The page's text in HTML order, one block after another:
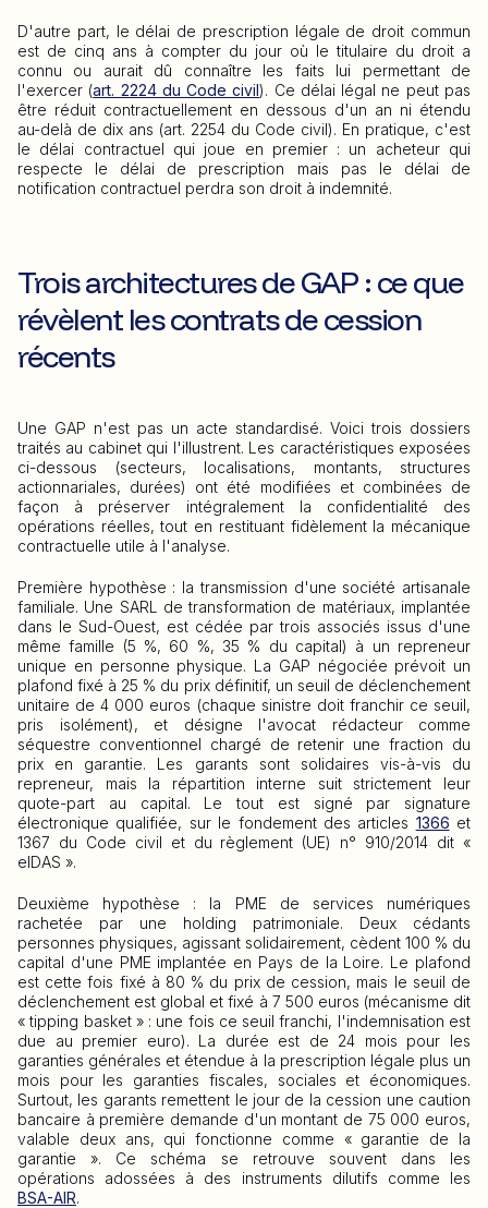
D'autre part, le délai de prescription légale de droit commun
est de cinq ans à compter du jour où le titulaire du droit a
connu ou aurait dû connaître les faits lui permettant de
l'exercer (art. 2224 du Code civil). Ce délai légal ne peut pas
être réduit contractuellement en dessous d'un an ni étendu
au-delà de dix ans (art. 2254 du Code civil). En pratique, c'est
le délai contractuel qui joue en premier : un acheteur qui
respecte le délai de prescription mais pas le délai de
notification contractuel perdra son droit à indemnité.
Trois architectures de GAP : ce que
révèlent les contrats de cession
récents
Une GAP n'est pas un acte standardisé. Voici trois dossiers
traités au cabinet qui l'illustrent. Les caractéristiques exposées
ci-dessous (secteurs, localisations, montants, structures
actionnariales, durées) ont été modifiées et combinées de
façon à préserver intégralement la confidentialité des
opérations réelles, tout en restituant fidèlement la mécanique
contractuelle utile à l'analyse.
Première hypothèse : la transmission d'une société artisanale
familiale. Une SARL de transformation de matériaux, implantée
dans le Sud-Ouest, est cédée par trois associés issus d'une
même famille (5 %, 60 %, 35 % du capital) à un repreneur
unique en personne physique. La GAP négociée prévoit un
plafond fixé à 25 % du prix définitif, un seuil de déclenchement
unitaire de 4 000 euros (chaque sinistre doit franchir ce seuil,
pris isolément), et désigne l'avocat rédacteur comme
séquestre conventionnel chargé de retenir une fraction du
prix en garantie. Les garants sont solidaires vis-à-vis du
repreneur, mais la répartition interne suit strictement leur
quote-part au capital. Le tout est signé par signature
électronique qualifiée, sur le fondement des articles 1366 et
1367 du Code civil et du règlement (UE) n° 910/2014 dit «
eIDAS ».
Deuxième hypothèse : la PME de services numériques
rachetée par une holding patrimoniale. Deux cédants
personnes physiques, agissant solidairement, cèdent 100 % du
capital d'une PME implantée en Pays de la Loire. Le plafond
est cette fois fixé à 80 % du prix de cession, mais le seuil de
déclenchement est global et fixé à 7 500 euros (mécanisme dit
« tipping basket » : une fois ce seuil franchi, l'indemnisation est
due au premier euro). La durée est de 24 mois pour les
garanties générales et étendue à la prescription légale plus un
mois pour les garanties fiscales, sociales et économiques.
Surtout, les garants remettent le jour de la cession une caution
bancaire à première demande d'un montant de 75 000 euros,
valable deux ans, qui fonctionne comme « garantie de la
garantie ». Ce schéma se retrouve souvent dans les
opérations adossées à des instruments dilutifs comme les
BSA-AIR.